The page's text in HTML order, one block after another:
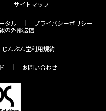
サイトマップ
タル
プライバシーポリシー
の外部送信
じんぶん堂利用規約
お問い合わせ